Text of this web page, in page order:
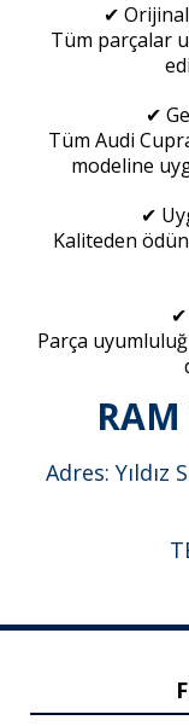
✔
Tüm parçalar
✔
Tüm Audi
modeline
✔
Kaliteden
Parça
Adres: Yıldız